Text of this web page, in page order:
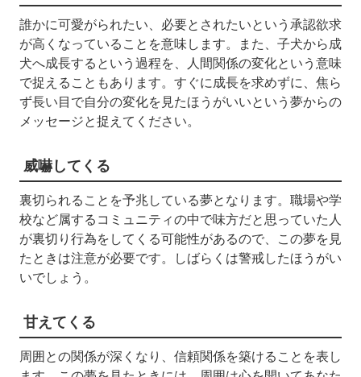
誰かに可愛がられたい、必要とされたいという承認欲求
が高くなっていることを意味します。また、子犬から成
犬へ成長するという過程を、人間関係の変化という意味
で捉えることもあります。すぐに成長を求めずに、焦ら
ず長い目で自分の変化を見たほうがいいという夢からの
メッセージと捉えてください。
威嚇してくる
裏切られることを予兆している夢となります。職場や学
校など属するコミュニティの中で味方だと思っていた人
が裏切り行為をしてくる可能性があるので、この夢を見
たときは注意が必要です。しばらくは警戒したほうがい
いでしょう。
甘えてくる
周囲との関係が深くなり、信頼関係を築けることを表し